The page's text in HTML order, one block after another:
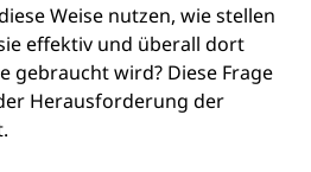
Weise nutzen, wie stellen
effektiv und überall dort
gebraucht wird? Diese Frage
Herausforderung der